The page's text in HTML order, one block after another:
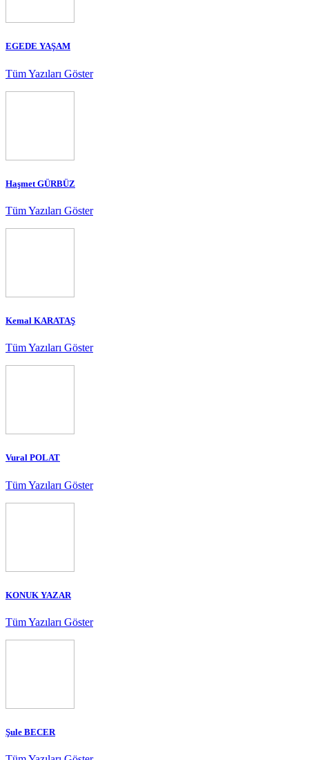
EGEDE YAŞAM
Tüm Yazıları Göster
Haşmet GÜRBÜZ
Tüm Yazıları Göster
Kemal KARATAŞ
Tüm Yazıları Göster
Vural POLAT
Tüm Yazıları Göster
KONUK YAZAR
Tüm Yazıları Göster
Şule BECER